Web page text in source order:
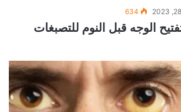
634
الوجه قبل النوم للتصبغات